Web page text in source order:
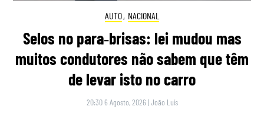
AUTO, NACIONAL
Selos no para‑brisas: lei mudou mas
muitos condutores não sabem que têm
de levar isto no carro
20:30 6 Agosto, 2026 |João Luís